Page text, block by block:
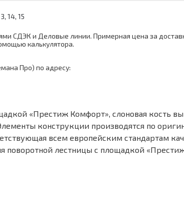
14, 15
СДЭК и Деловые линии. Примерная цена за
калькулятора.
Про) по адресу:
«Престиж Комфорт», слоновая кость
конструкции производятся по
всем европейским стандартам
лестницы с площадкой